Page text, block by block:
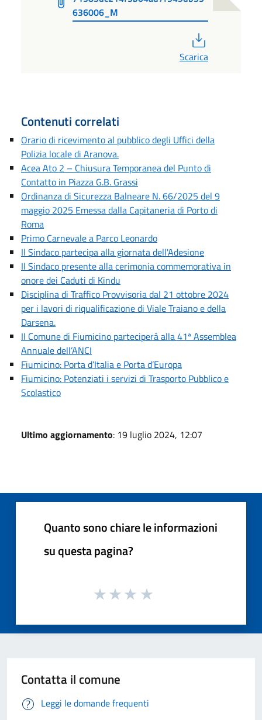
636006_M
Scarica
Contenuti correlati
Orario di ricevimento al pubblico degli Uffici della
Polizia locale di Aranova.
Acea Ato 2 – Chiusura Temporanea del Punto di
Contatto in Piazza G.B. Grassi
Ordinanza di Sicurezza Balneare N. 66/2025 del 9
maggio 2025 Emessa dalla Capitaneria di Porto di
Roma
Primo Carnevale a Parco Leonardo
Il Sindaco partecipa alla giornata dell'Adesione
Il Sindaco presente alla cerimonia commemorativa in
onore dei Caduti di Kindu
Disciplina di Traffico Provvisoria dal 21 ottobre 2024
per i lavori di riqualificazione di Viale Traiano e della
Darsena.
Il Comune di Fiumicino parteciperà alla 41ª Assemblea
Annuale dell’ANCI
Fiumicino: Porta d’Italia e Porta d’Europa
Fiumicino: Potenziati i servizi di Trasporto Pubblico e
Scolastico
Ultimo aggiornamento: 19 luglio 2024, 12:07
Quanto sono chiare le informazioni
su questa pagina?
Contatta il comune
Leggi le domande frequenti